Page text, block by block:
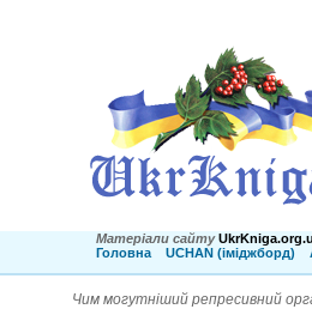
Матеріали сайту
Головна
UCHAN (іміджборд)
Чим могутніший репресивний